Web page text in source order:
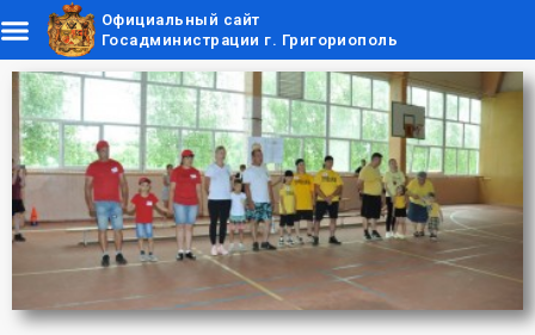
Официальный сайт
Госадминистрации г. Григориополь